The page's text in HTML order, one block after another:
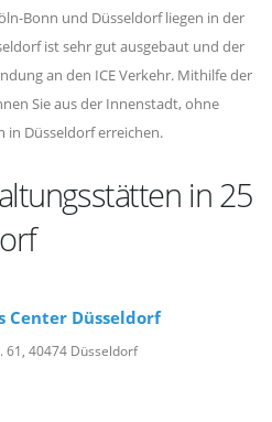
Bonn und Düsseldorf liegen in der
ist sehr gut ausgebaut und der
an den ICE Verkehr. Mithilfe der
Sie aus der Innenstadt, ohne
in Düsseldorf erreichen.
in 25
Center Düsseldorf
61, 40474 Düsseldorf